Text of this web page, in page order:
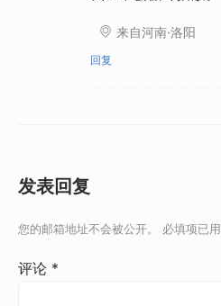
来自河南·洛阳
回复
发表回复
您的邮箱地址不会被公开。 必填项已用
评论 *